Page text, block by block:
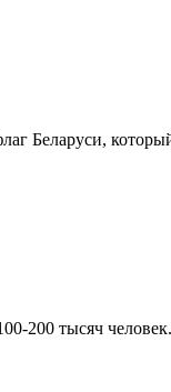
Беларуси,
200 тысяч человек.